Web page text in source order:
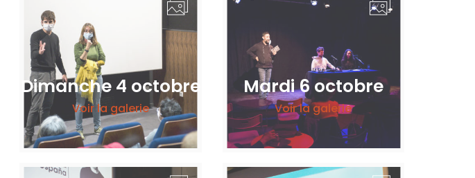
Dimanche 4 octobre
Voir la galerie
Mardi 6 octobre
Voir la galerie